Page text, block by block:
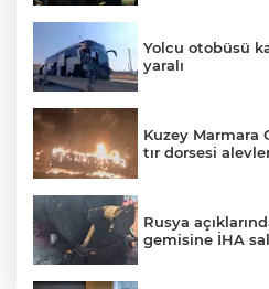
Yolcu otobüsü
yaralı
Kuzey Marmara
tır dorsesi
Rusya
gemisine İHA